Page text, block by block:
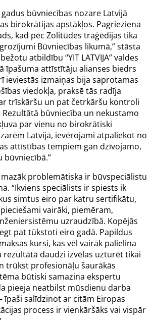
gadus būvniecības nozare Latvijā
birokrātijas apstākļos. Pagrieziena
kad pēc Zolitūdes traģēdijas tika
Būvniecības likumā,” stāsta
atbildību “YIT LATVIJA” valdes
īpašuma attīstītāju alianses biedrs
ieviestās izmaiņas bija saprotamas
viedokļa, praksē tās radīja
trīskāršu un pat četrkāršu kontroli
būvniecība un nekustamo
par vienu no birokrātiski
Latvijā, ievērojami atpaliekot no
attīstības tempiem gan dzīvojamo,
būvniecībā.”
problemātiska ir būvspeciālistu
“Ikviens speciālists ir spiests ik
simtus eiro par katru sertifikātu,
vairāki, piemēram,
uzraudzībā. Kopējās
pat tūkstoti eiro gadā. Papildus
kursi, kas vēl vairāk palielina
rezultātā daudzi izvēlas uzturēt tikai
trūkst profesionāļu šaurākās
būtiski samazina ekspertu
pieeja neatbilst mūsdienu darba
īpaši salīdzinot ar citām Eiropas
process ir vienkāršāks vai vispār